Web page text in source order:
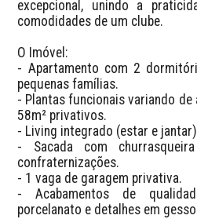
excepcional, unindo a
comodidades de um clube.
O Imóvel:
- Apartamento com 2
pequenas famílias.
- Plantas funcionais variando de
58m² privativos.
- Living integrado (estar e
- Sacada com
confraternizações.
- 1 vaga de garagem privativa.
- Acabamentos de
porcelanato e detalhes em